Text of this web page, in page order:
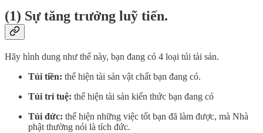
(1) Sự tăng trưởng luỹ tiến.
Hãy hình dung như thế này, bạn đang có 4 loại túi tài sản.
Túi tiền: thể hiện tài sản vật chất bạn đang có.
Túi trí tuệ: thể hiện tài sản kiến thức bạn đang có
Túi đức: thể hiện những việc tốt bạn đã làm được, mà Nhà
phật thường nói là tích đức.